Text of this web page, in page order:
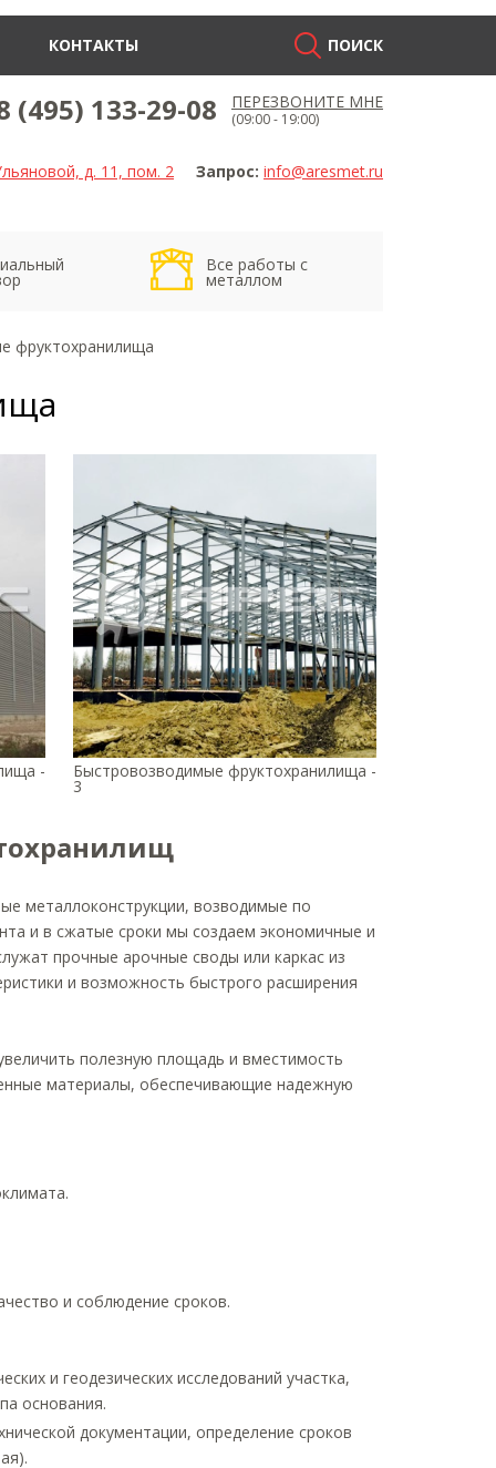
КОНТАКТЫ ПОИСК
(495) 133-29-08 ПЕРЕЗВОНИТЕ МНЕ
(09:00 - 19:00)
д. 11, пом. 2 Запрос: info@aresmet.ru
Все работы с
металлом
фруктохранилища
- Быстровозводимые фруктохранилища -
3
металлоконструкции, возводимые по
и в сжатые сроки мы создаем экономичные и
прочные арочные своды или каркас из
и возможность быстрого расширения
полезную площадь и вместимость
материалы, обеспечивающие надежную
и соблюдение сроков.
и геодезических исследований участка,
основания.
документации, определение сроков